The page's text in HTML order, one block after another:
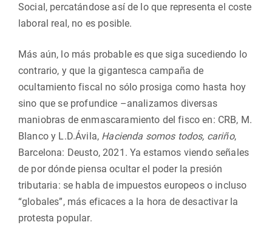
Social, percatándose así de lo que representa el coste
laboral real, no es posible.
Más aún, lo más probable es que siga sucediendo lo
contrario, y que la gigantesca campaña de
ocultamiento fiscal no sólo prosiga como hasta hoy
sino que se profundice –analizamos diversas
maniobras de enmascaramiento del fisco en: CRB, M.
Blanco y L.D.Ávila, Hacienda somos todos, cariño,
Barcelona: Deusto, 2021. Ya estamos viendo señales
de por dónde piensa ocultar el poder la presión
tributaria: se habla de impuestos europeos o incluso
“globales”, más eficaces a la hora de desactivar la
protesta popular.